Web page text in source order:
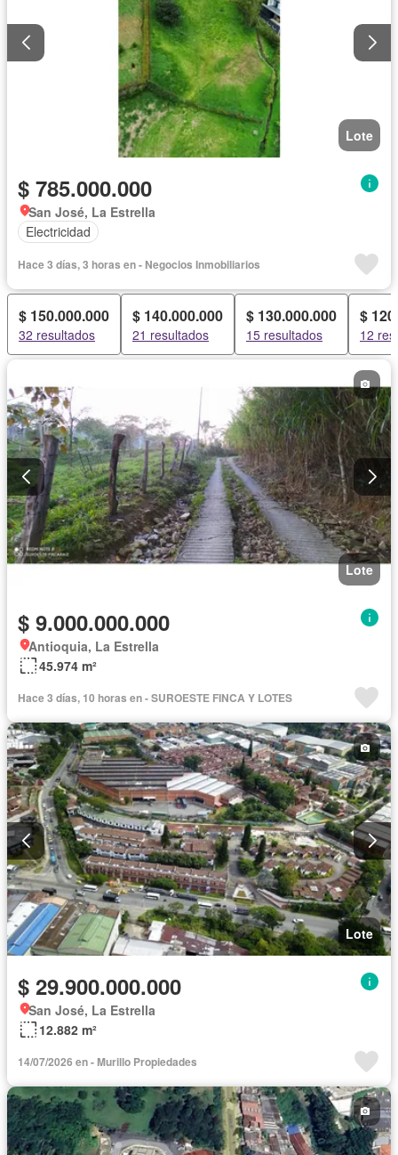
Lote
$ 785.000.000
San José, La Estrella
Electricidad
Hace 3 días, 3 horas en - Negocios Inmobiliarios
$ 150.000.000
32 resultados
$ 140.000.000
21 resultados
$ 130.000.000
15 resultados
$
12
Lote
$ 9.000.000.000
Antioquia, La Estrella
45.974 m²
Hace 3 días, 10 horas en - SUROESTE FINCA Y LOTES
Lote
$ 29.900.000.000
San José, La Estrella
12.882 m²
14/07/2026 en - Murillo Propiedades